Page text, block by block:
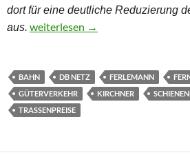
dort für eine deutliche Reduzierung
aus. Trassenpreise auf der Schiene
weiterlesen →
BAHN DB NETZ FERLEMANN
GÜTERVERKEHR
KIRCHNER
TRASSENPREISE